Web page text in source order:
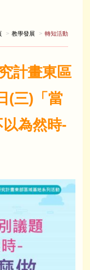
教學發展 轉知活動
計畫東區
(三)「當
為然時-